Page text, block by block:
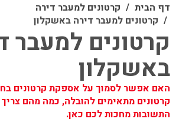
דף הבית
קרטונים למעבר דירה
קרטונים למעבר דירה באשקלון
קרטונים למעבר
באשקלון
האם אפשר לסמוך על אספקת קרטונים
קרטונים מתאימים להובלה, כמה מהם
התשובות מחכות לכם כאן.